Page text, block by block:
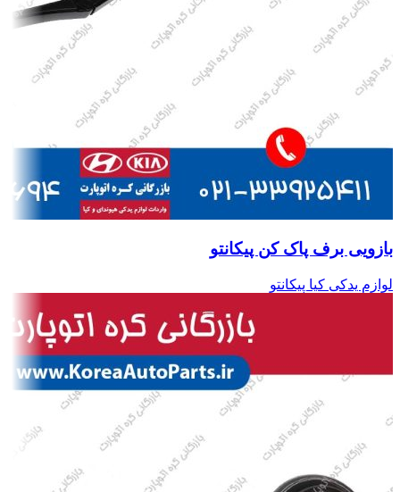
بازویی برف پاک کن پیکانتو
لوازم یدکی کیا پیکانتو